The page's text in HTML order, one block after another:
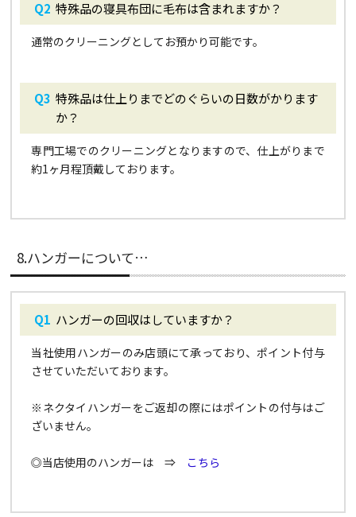
特殊品の寝具布団に毛布は含まれますか？
通常のクリーニングとしてお預かり可能です。
特殊品は仕上りまでどのぐらいの日数がかります
か？
専門工場でのクリーニングとなりますので、仕上がりまで
約1ヶ月程頂戴しております。
8.ハンガーについて…
ハンガーの回収はしていますか？
当社使用ハンガーのみ店頭にて承っており、ポイント付与
させていただいております。
※ネクタイハンガーをご返却の際にはポイントの付与はご
ざいません。
◎当店使用のハンガーは ⇒ こちら